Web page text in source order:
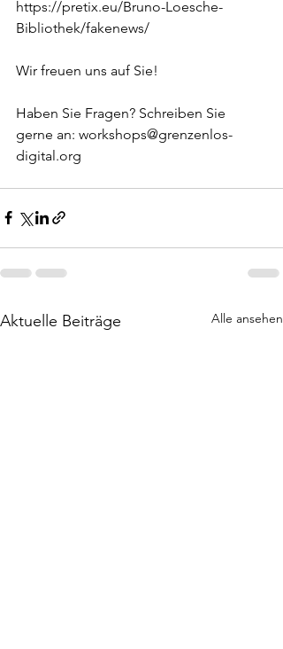
https://pretix.eu/Bruno-Loesche-
Bibliothek/fakenews/
Wir freuen uns auf Sie!
Haben Sie Fragen? Schreiben Sie
gerne an: workshops@grenzenlos-
digital.org
Aktuelle Beiträge Alle ansehen